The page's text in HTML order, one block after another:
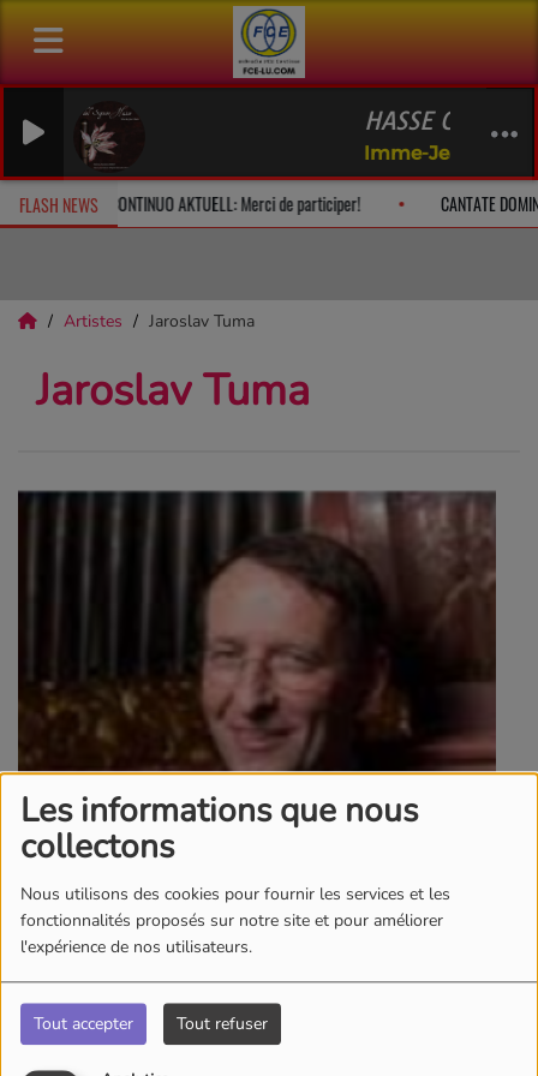
Les informations que nous
collectons
Nous utilisons des cookies pour fournir les services et les
fonctionnalités proposés sur notre site et pour améliorer
l'expérience de nos utilisateurs.
Tout accepter Tout refuser
HASSE
Imme-Jeanne
FLASH NEWS
à 10h CONTINUO AKTUELL: Merci de participer! CANTATE
Artistes Jaroslav Tuma
Jaroslav Tuma